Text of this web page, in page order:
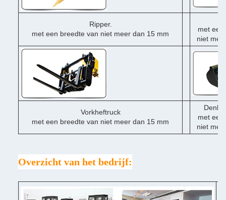
Ripper.
met een breedte van niet meer dan 15 mm
met een
niet
Vorkheftruck
met een breedte van niet meer dan 15 mm
met een
niet
Overzicht van het bedrijf: